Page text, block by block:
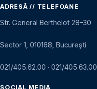
ADRESĂ // TELEFOANE
Str. General Berthelot 28–30
Sector 1, 010168, București
021/405.62.00 · 021/405.63.00
SOCIAL MEDIA